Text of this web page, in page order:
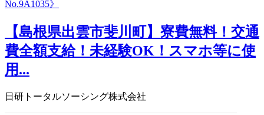
【島根県出雲市斐川町】寮費無料！交通
費全額支給！未経験OK！スマホ等に使
用...
日研トータルソーシング株式会社